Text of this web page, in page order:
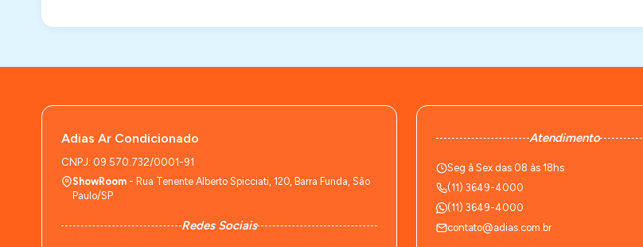
Adias Ar Condicionado
CNPJ: 09.570.732/0001-91
ShowRoom - Rua Tenente Alberto Spicciati, 120, Barra Funda, São
Paulo/SP
Redes Sociais
Atendimento
Seg à Sex das 08 às 18hs
(11) 3649-4000
(11) 3649-4000
contato@adias.com.br